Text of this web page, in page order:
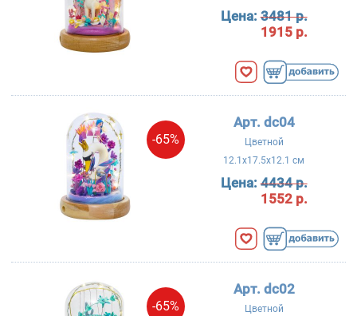
Цена:3481 р.
1915 р.
-65%
Арт. dc04
Цветной
12.1x17.5x12.1 см
Цена:4434 р.
1552 р.
-65%
Арт. dc02
Цветной